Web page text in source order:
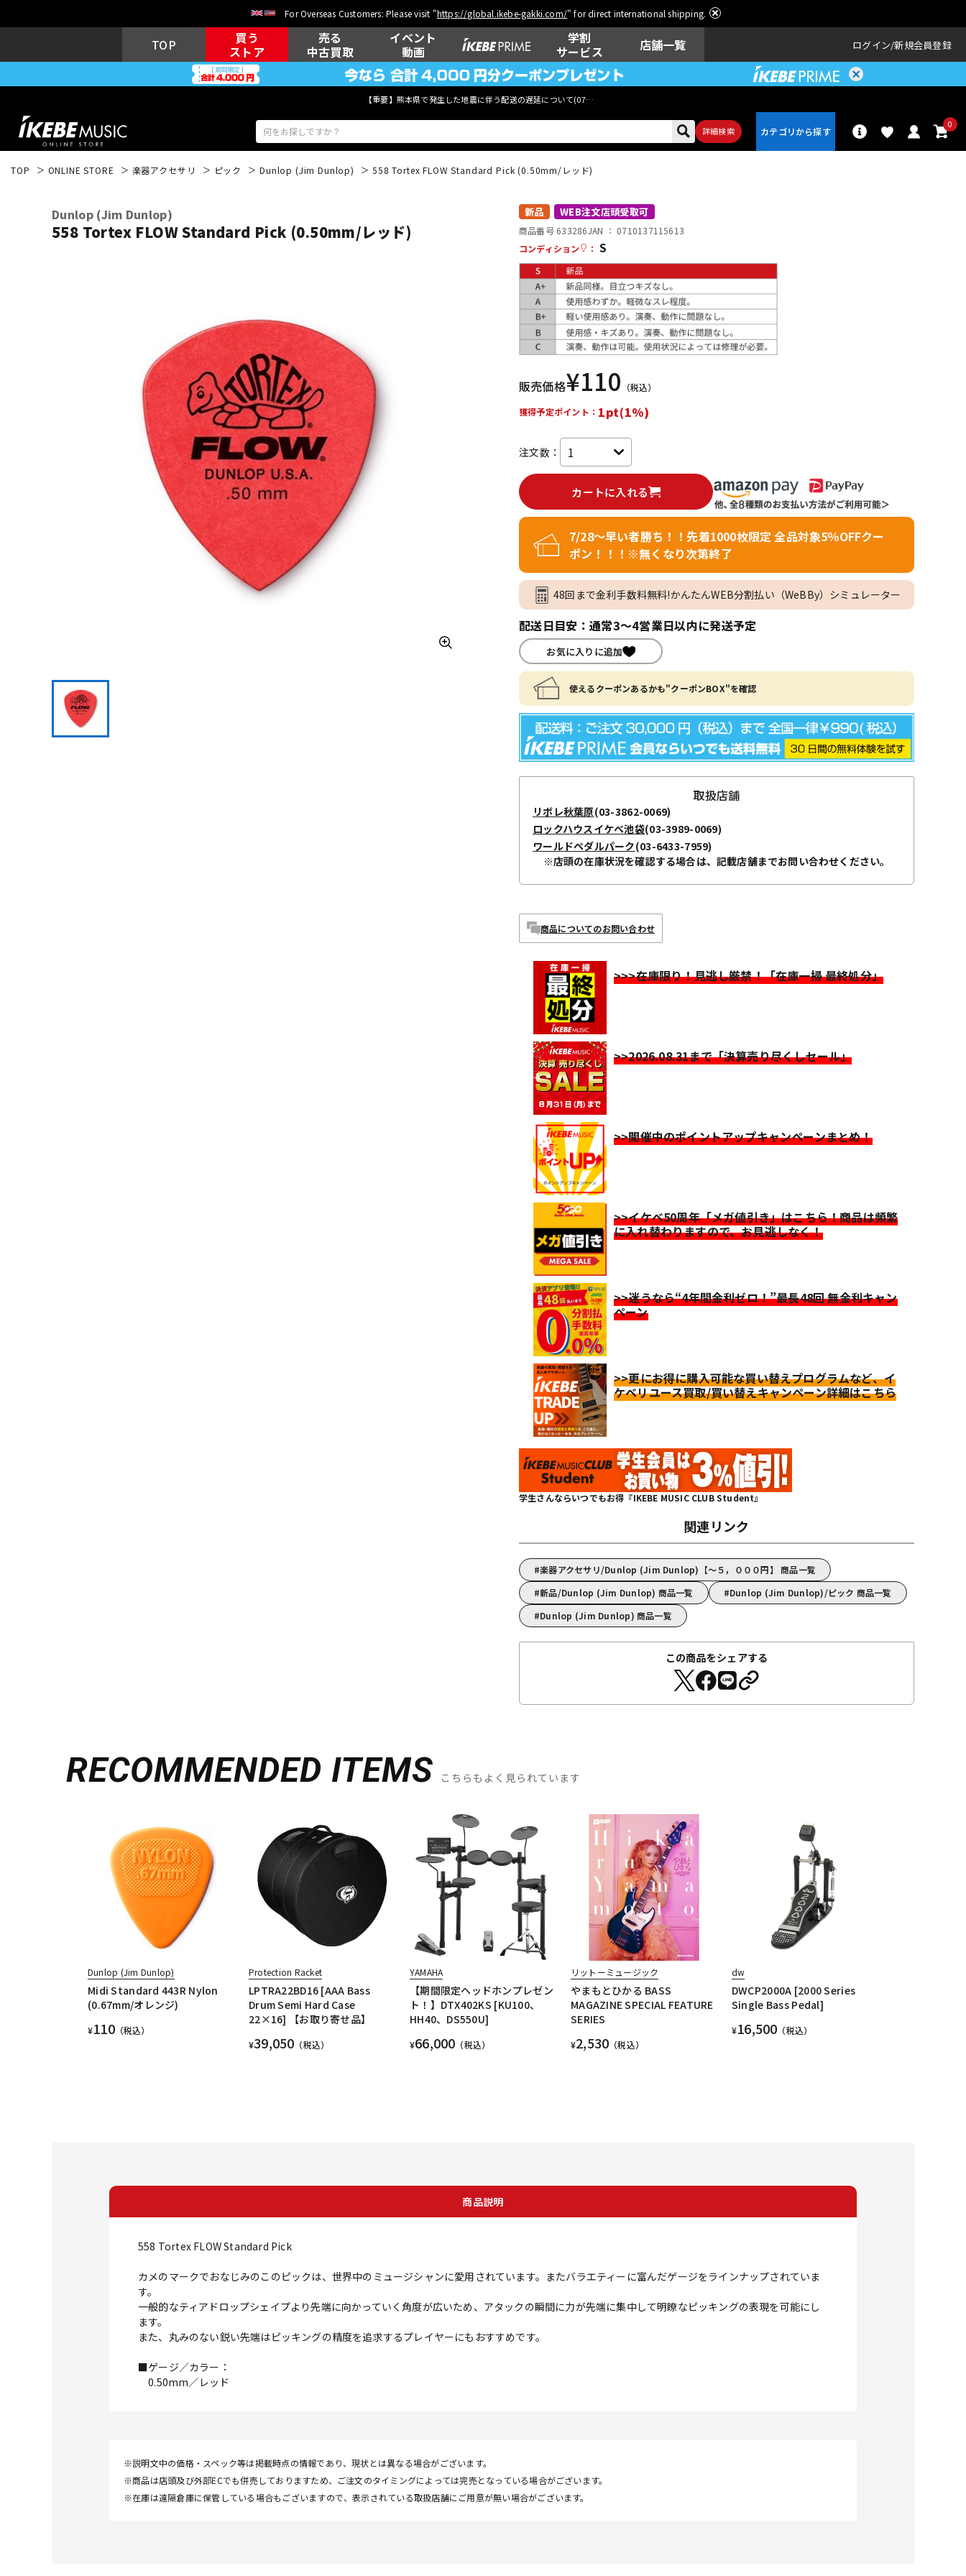
For Overseas Customers: Please visit "https://global.ikebe-gakki.com/" for direct international shipping.
TOP
買う
ストア
売る
中古買取
イベント
動画
学割
サービス
店舗一覧 ログイン 新規会員登録
【重要】熊本県で発生した地震に伴う配送の遅延について(07月29日
詳細検索
0
エレキギター ウクレレ
その他楽器
DTM レコーディン
グ機器
配信/ライブ
機器
ヴィンテージ
TOP ONLINE STORE 楽器アクセサリ ピック Dunlop (Jim Dunlop) 558 Tortex FLOW Standard Pick (0.50mm/レッド)
Dunlop (Jim Dunlop)
558 Tortex FLOW Standard Pick (0.50mm/レッド)
新品 WEB注文店頭受取可
商品番号 633286JAN ： 0710137115613
コンディション
： S
販売価格¥110 （税込）
獲得予定ポイント： 1pt(1%)
注文数：
カートに入れる
7/28～早い者勝ち！！先着1000枚限定 全品対象5％OFFクー
ポン！！！※無くなり次第終了
48回まで金利手数料無料!かんたんWEB分割払い（WeBBy）シミュレーター
配送日目安：通常3～4営業日以内に発送予定
お気に入りに追加
使えるクーポンあるかも"クーポンBOX"を確認
取扱店舗
リボレ秋葉原(03-3862-0069)
ロックハウスイケベ池袋(03-3989-0069)
ワールドペダルパーク(03-6433-7959)
※店頭の在庫状況を確認する場合は、記載店舗までお問い合わせください。
商品についてのお問い合わせ
>>>在庫限り！見逃し厳禁！「在庫一掃 最終処分」
>>2026.08.31まで「決算売り尽くしセール」
>>開催中のポイントアップキャンペーンまとめ！
>>イケベ50周年「メガ値引き」はこちら！商品は頻繁
に入れ替わりますので、お見逃しなく！
>>迷うなら“4年間金利ゼロ！”最長48回 無金利キャン
ペーン
>>更にお得に購入可能な買い替えプログラムなど、イ
ケベリユース買取/買い替えキャンペーン詳細はこちら
学生さんならいつでもお得『IKEBE MUSIC CLUB Student』
関連リンク
楽器アクセサリ/Dunlop (Jim Dunlop)【～５，０００円】 商品一覧
新品/Dunlop (Jim Dunlop) 商品一覧
Dunlop (Jim Dunlop)/ピック 商品一覧
Dunlop (Jim Dunlop) 商品一覧
この商品をシェアする
RECOMMENDED ITEMS こちらもよく見られています
Dunlop (Jim Dunlop)
Midi Standard 443R Nylon
(0.67mm/オレンジ)
¥110（税込）
Protection Racket
LPTRA22BD16 [AAA Bass
Drum Semi Hard Case
22×16] 【お取り寄せ品】
¥39,050 （税込）
YAMAHA
【期間限定ヘッドホンプレゼン
ト！】DTX402KS [KU100、
HH40、DS550U]
¥66,000 （税込）
リットーミュージック
やまもとひかる BASS
MAGAZINE SPECIAL FEATURE
SERIES
¥2,530 （税込）
dw
DWCP2000A [2000 Series
Single Bass Pedal]
¥16,500 （税込）
商品説明
558 Tortex FLOW Standard Pick
カメのマークでおなじみのこのピックは、世界中のミュージシャンに愛用されています。またバラエティーに富んだゲージをラインナップされていま
す。
一般的なティアドロップシェイプより先端に向かっていく角度が広いため、アタックの瞬間に力が先端に集中して明瞭なピッキングの表現を可能にし
ます。
また、丸みのない鋭い先端はピッキングの精度を追求するプレイヤーにもおすすめです。
■ゲージ／カラー：
0.50mm／レッド
※説明文中の価格・スペック等は掲載時点の情報であり、現状とは異なる場合がございます。
※商品は店頭及び外部ECでも併売しておりますため、ご注文のタイミングによっては完売となっている場合がございます。
※在庫は遠隔倉庫に保管している場合もございますので、表示されている取扱店舗にご用意が無い場合がございます。